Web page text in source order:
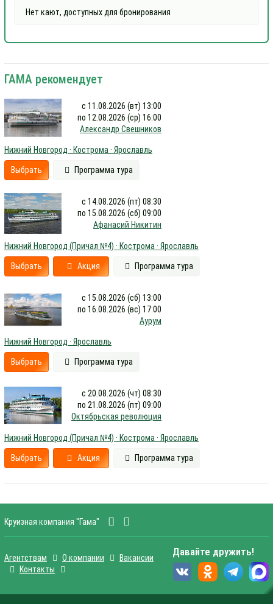
Нет кают, доступных для бронирования
ГАМА рекомендует
с 11.08.2026 (вт) 13:00
по 12.08.2026 (ср) 16:00
Александр Свешников
Нижний Новгород · Кострома · Ярославль
Выбрать Программа тура
с 14.08.2026 (пт) 08:30
по 15.08.2026 (сб) 09:00
Афанасий Никитин
Нижний Новгород (Причал №4) · Кострома · Ярославль
Выбрать Акция Программа тура
с 15.08.2026 (сб) 13:00
по 16.08.2026 (вс) 17:00
Аурум
Нижний Новгород · Ярославль
Выбрать Программа тура
с 20.08.2026 (чт) 08:30
по 21.08.2026 (пт) 09:00
Октябрьская революция
Нижний Новгород (Причал №4) · Кострома · Ярославль
Выбрать Акция Программа тура
Круизная компания "Гама"
Агентствам О компании
Вакансии
Контакты
Давайте дружить!